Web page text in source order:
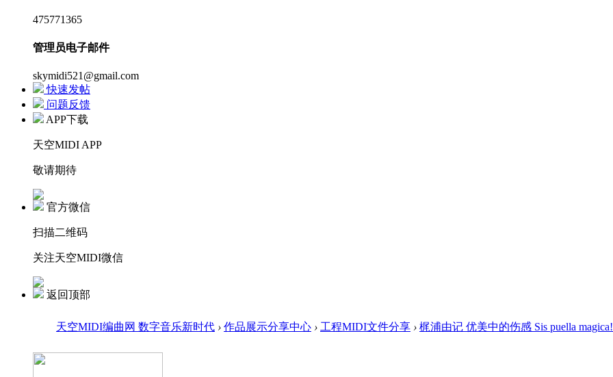
475771365
管理员电子邮件
skymidi521@gmail.com
快速发帖
问题反馈
APP下载
天空MIDI APP
敬请期待
官方微信
扫描二维码
关注天空MIDI微信
返回顶部
天空MIDI编曲网 数字音乐新时代 › 作品展示分享中心 › 工程MIDI文件分享 › 梶浦由记 优美中的伤感 Sis puella